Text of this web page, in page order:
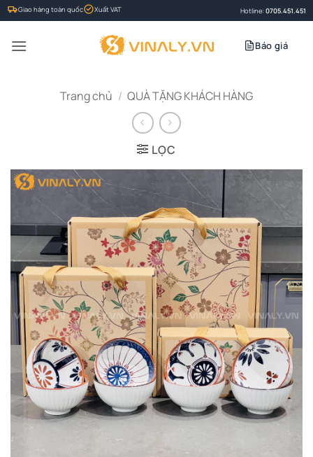
Bỏ
qua
nội
Giao hàng toàn quốc Xuất VAT Hotline: 0705.451.451
Báo giá
Trang chủ / QUÀ TẶNG KHÁCH HÀNG
LỌC